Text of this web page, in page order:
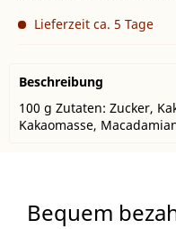
Lieferzeit ca. 5 Tage
Beschreibung
100 g Zutaten: Zucker,
Kakaomasse,
Bequem